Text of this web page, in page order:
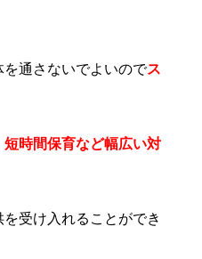
を通さないでよいのでス
時間保育など幅広い対
受け入れることができ